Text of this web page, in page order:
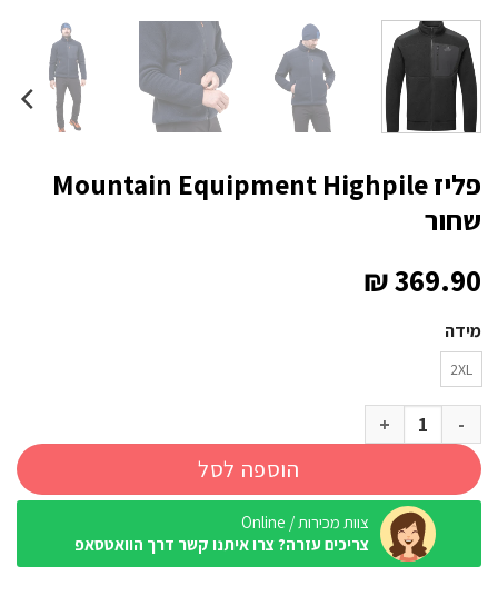
פליז Mountain Equipment Highpile
שחור
₪369.90
מידה
2XL
כמות של פליז Mountain Equipment Highpile שחור
הוספה לסל
צוות מכירות / Online
צריכים עזרה? צרו איתנו קשר דרך הוואטסאפ